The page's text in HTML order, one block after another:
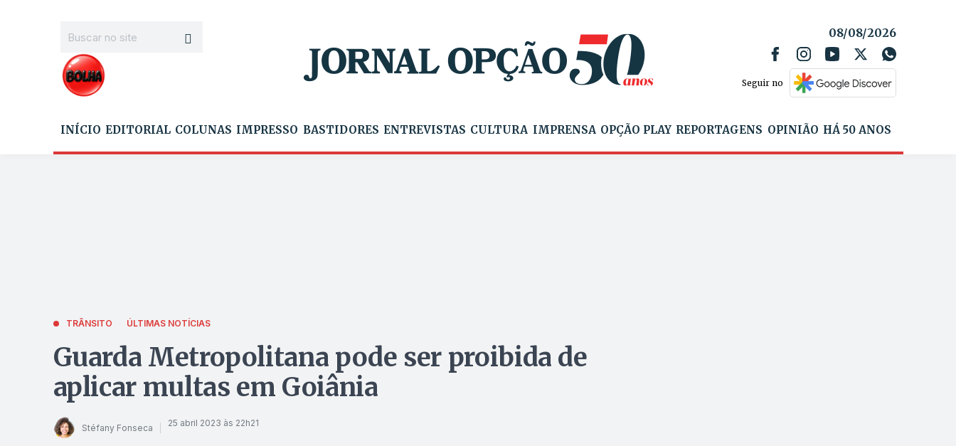
08/08/2026
Seguir no
INÍCIO EDITORIAL COLUNAS IMPRESSO BASTIDORES ENTREVISTAS CULTURA IMPRENSA OPÇÃO PLAY REPORTAGENS OPINIÃO HÁ 50 ANOS
TRÂNSITO ÚLTIMAS NOTÍCIAS
Guarda Metropolitana pode ser proibida de
aplicar multas em Goiânia
Stéfany Fonseca 25 abril 2023 às 22h21